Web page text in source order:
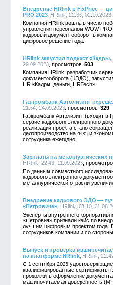
Внедрение HRlink в FixPrice —
PRO 2023 , HRlink, 22:36, 02.10.2023
Компания HRlink вошла в число
управления персоналом WOW
кадровый документооборот в
цифровое решение года.
HRlink запустил подкаст «Кадры,
29.09.2023
503
Компания HRlink, разработчик
документооборота (КЭДО),
HR «Кадры, деньги, HRTech».
Газпромбанк Автолизинг
21:54, 24.09.2023
329
Газпромбанк Автолизинг (входит в
сервис кадрового электронного
реализации проекта стало
делопроизводство на 44% и
сотрудника ежегодно.
Зарплаты на металлургических
HRlink, 22:43, 11.09.2023
По данным совместного
кадрового электронного
металлургической отрасли
Внедрение кадрового ЭДО —
«Петровиче» , HRlink, 08:10,
Эксперты внутреннего
«Петрович» признали кейс по
лучшим цифровым проектом года.
сотрудников компании и со
Выпуск и проверка
на платформе HRlink , HRlink,
С 1 сентября 2023
квалифицированные сертификаты
продолжить оформление
машиночитаемая доверенность